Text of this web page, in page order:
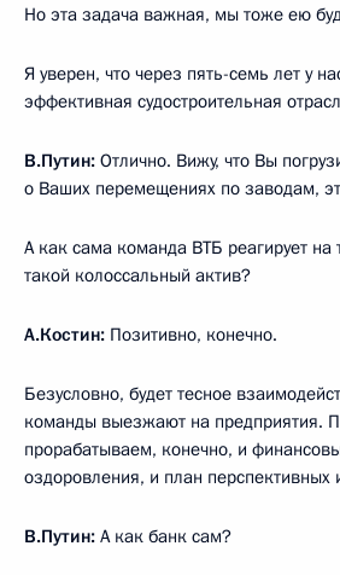
Но эта задача важная, мы тоже ею
Я уверен, что через пять-семь лет у
эффективная судостроительная
В.Путин: Отлично. Вижу, что Вы
о Ваших перемещениях по заводам,
А как сама команда ВТБ реагирует на
такой колоссальный актив?
А.Костин: Позитивно, конечно.
Безусловно, будет тесное
команды выезжают на предприятия.
прорабатываем, конечно, и
оздоровления, и план перспективных
В.Путин: А как банк сам?